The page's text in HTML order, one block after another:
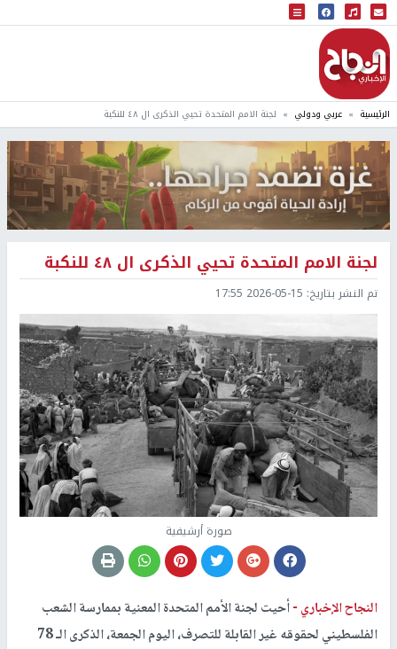
البث المباشر
إذاعة النجاح
الرئيسية عربي ودولي لجنة الامم المتحدة تحيي الذكرى ال ٤٨ للنكبة
لجنة الامم المتحدة تحيي الذكرى ال ٤٨ للنكبة
تم النشر بتاريخ: 2026-05-15 17:55
صورة أرشيفية
النجاح الإخباري -أحيت لجنة الأمم المتحدة المعنية بممارسة الشعب
الفلسطيني لحقوقه غير القابلة للتصرف، اليوم الجمعة، الذكرى الـ 78